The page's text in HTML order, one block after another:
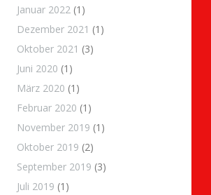
Januar 2022(1)
Dezember 2021 (1)
Oktober 2021 (3)
Juni 2020 (1)
März 2020 (1)
Februar 2020 (1)
November 2019 (1)
Oktober 2019 (2)
September 2019 (3)
Juli 2019 (1)